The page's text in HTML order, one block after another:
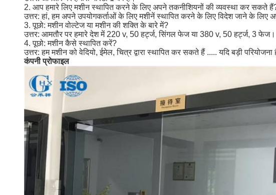
2. आप हमारे लिए मशीन स्थापित करने के लिए अपने तकनीशियनों की व्यवस्था कर सकते
उत्तर: हां, हम अपने उपयोगकर्ताओं के लिए मशीनें स्थापित करने के लिए विदेश जाने के लिए
3. पूछो: मशीन वोल्टेज या मशीन की शक्ति के बारे में?
उत्तर: आमतौर पर हमारे देश में 220 v, 50 हर्ट्ज, सिंगल फेज या 380 v, 50 हर्ट्ज, 3
4. पूछो: मशीन कैसे स्थापित करें?
उत्तर: हम मशीन को वेदियो, ईमेल, चित्र द्वारा स्थापित कर सकते हैं ..... यदि बड़ी
कंपनी प्रोफाइल